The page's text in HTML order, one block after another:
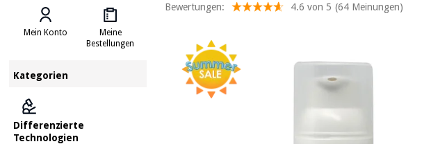
Mein Konto
Meine
Bestellungen
Kategorien
Differenzierte
Technologien
Bewertungen: 4.6 von 5 (64 Meinungen)